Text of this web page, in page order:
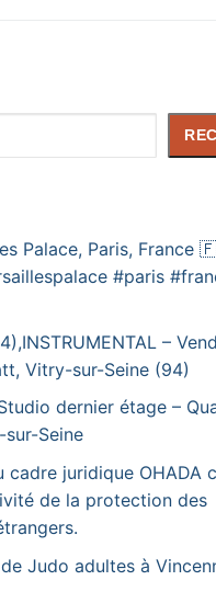
Palace, Paris, France
#paris
–
Vitry-sur-Seine (94)
dernier étage –
sur-Seine
cadre juridique OHADA
de la protection des
Judo adultes à